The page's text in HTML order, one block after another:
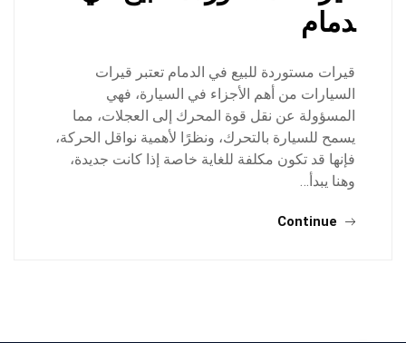
دمام
قيرات مستوردة للبيع في الدمام تعتبر قيرات
السيارات من أهم الأجزاء في السيارة، فهي
المسؤولة عن نقل قوة المحرك إلى العجلات، مما
يسمح للسيارة بالتحرك، ونظرًا لأهمية نواقل الحركة،
فإنها قد تكون مكلفة للغاية خاصة إذا كانت جديدة،
وهنا يبدأ…
Continue